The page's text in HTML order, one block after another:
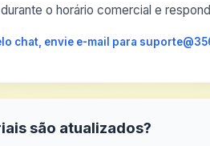
o horário comercial e
chat, envie e-mail para
são atualizados?